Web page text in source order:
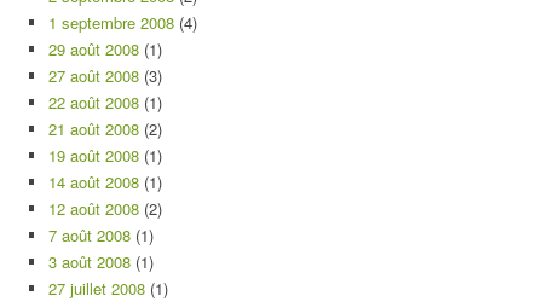
1 septembre 2008 (4)
29 août 2008 (1)
27 août 2008 (3)
22 août 2008 (1)
21 août 2008 (2)
19 août 2008 (1)
14 août 2008 (1)
12 août 2008 (2)
7 août 2008 (1)
3 août 2008 (1)
27 juillet 2008 (1)